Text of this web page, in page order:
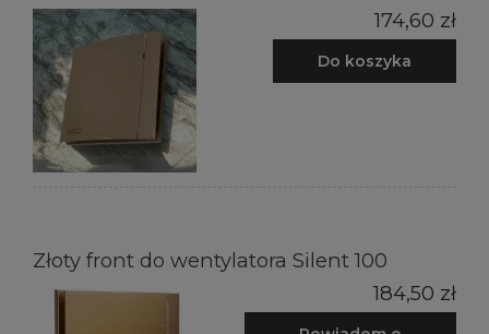
174,60 zł
Do koszyka
Złoty front do wentylatora Silent 100
184,50 zł